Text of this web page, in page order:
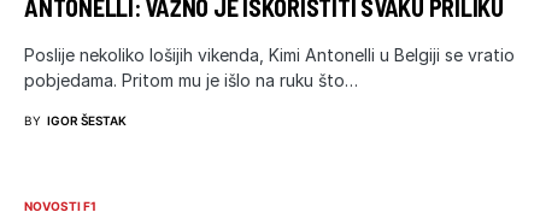
ANTONELLI: VAŽNO JE ISKORISTITI SVAKU PRILIKU
Poslije nekoliko lošijih vikenda, Kimi Antonelli u Belgiji se vratio
pobjedama. Pritom mu je išlo na ruku što…
BY IGOR ŠESTAK
NOVOSTI F1